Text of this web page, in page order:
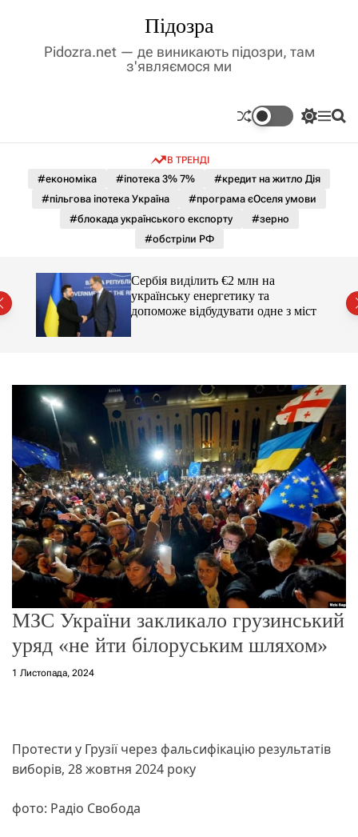
Підозра
Pidozra.net — де виникають підозри, там
з'являємося ми
П
м
к
а
р
р
е
ж
и
м
М П
В ТРЕНДІ
#економіка #іпотека 3% 7%
#кредит на житло Дія
#пільгова іпотека Україна
#програма єОселя умови
#блокада українського експорту
#зерно
#обстріли РФ
Сербія виділить €2 млн на
українську енергетику та
допоможе відбудувати одне з міст
МЗС України закликало грузинський
уряд «не йти білоруським шляхом»
1 Листопада, 2024
Протести у Грузії через фальсифікацію результатів
виборів, 28 жовтня 2024 року
фото: Радіо Свобода